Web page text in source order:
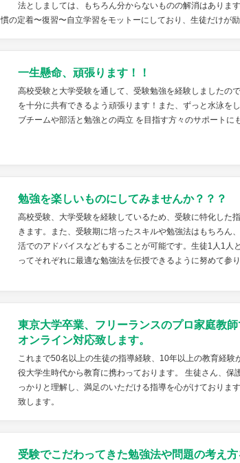
法としましては、もちろん分からないものの解消はありま
慣の定着〜復習〜自立学習をモットーにしており、生徒だけが
一生懸命、頑張ります！！
高校受験と大学受験を通して、受験勉強を経験しましたの
を十分に共有できるよう頑張ります！また、ずっと水泳を
ブチームや部活と勉強との両立 を目指す方々のサポートに
勉強を楽しいものにしてみませんか？？？
高校受験、大学受験を経験しているため、受験に特化した
きます。また、受験期に培ったスキルや勉強法はもちろん
活でのアドバイスなどもすることが可能です。生徒1人1人
ってそれぞれに最適な勉強法を伝授できるように努めて参り
東京大学卒業、フリーランスのプロ家庭教師
オンライン対応致します。
これまで50名以上の生徒の指導経験、10年以上の教育経験
役大学生時代から教育に携わっております。 生徒さん、保
っかりと理解し、満足のいただける指導を心がけておりま
致します。
受験でこだわってきた勉強法や問題の考え